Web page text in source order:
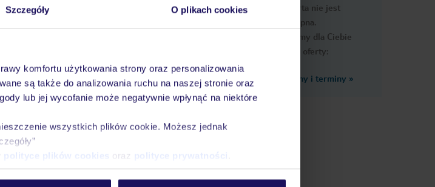
Szczegóły O plikach cookies
komfortu użytkowania strony oraz personalizowania
są także do analizowania ruchu na naszej stronie oraz
lub jej wycofanie może negatywnie wpłynąć na niektóre
wszystkich plików cookie. Możesz jednak
polityce plików cookies oraz polityce prywatności
Wyżywienie
informacje
Fi w hotelu
Ostatni gruntowny remont:
Łączna liczba pokoi: 66
Ups, ta oferta nie jest
dostępna.
Przygotowaliśmy dla Ciebie
podobne oferty:
Zobacz inne ceny i terminy »